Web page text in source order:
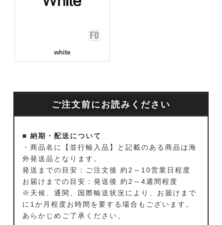
white
ご注文前にお読みください
■ 納期・配送について
・商品名に【並行輸入品】と記載のある商品は海
外発送品となります。
発送までの目安：ご注文後 約2～10営業日程度
お届けまでの目安：発送後 約2～4週間程度
※天候、通関、国際輸送状況により、お届けまで
に1か月程度お時間を要する場合もございます。
あらかじめご了承ください。